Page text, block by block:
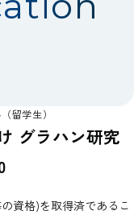
留学生）
グラハン研究
資格)を取得済であるこ